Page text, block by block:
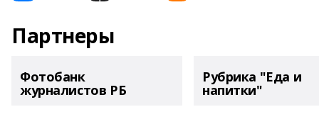
Партнеры
Фотобанк
журналистов РБ
Рубрика "Еда и
напитки"